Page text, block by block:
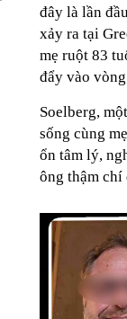
đây là lần
xảy ra tại
mẹ ruột 83
đẩy vào
Soelberg,
sống cùng
ổn tâm lý,
ông thậm chí